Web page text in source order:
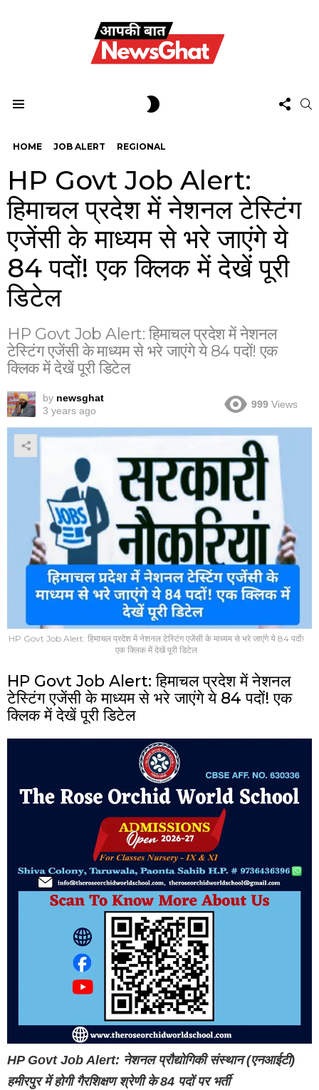
US
HOME JOB ALERT REGIONAL
HP Govt Job Alert:
हिमाचल प्रदेश में नेशनल टेस्टिंग
एजेंसी के माध्यम से भरे जाएंगे ये
84 पदों! एक क्लिक में देखें पूरी
डिटेल
HP Govt Job Alert: हिमाचल प्रदेश में नेशनल
टेस्टिंग एजेंसी के माध्यम से भरे जाएंगे ये 84 पदों! एक
क्लिक में देखें पूरी डिटेल
by newsghat
3 years ago
999 Views
HP Govt Job Alert: हिमाचल प्रदेश में नेशनल टेस्टिंग एजेंसी के माध्यम से भरे जाएंगे ये 84 पदों!
एक क्लिक में देखें पूरी डिटेल
HP Govt Job Alert: हिमाचल प्रदेश में नेशनल
टेस्टिंग एजेंसी के माध्यम से भरे जाएंगे ये 84 पदों! एक
क्लिक में देखें पूरी डिटेल
HP Govt Job Alert: नेशनल प्रौद्योगिकी संस्थान (एनआईटी)
हमीरपुर में होगी गैरशिक्षण श्रेणी के 84 पदों पर भर्ती